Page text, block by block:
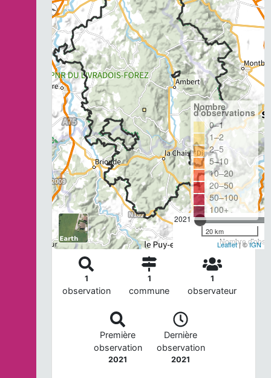
2021
Nombre
Nombre
d'observations
0–1
1–2
2–5
5–10
10–20
20–50
50–100
100+
20 km
Leaflet| ©IGN
1
observation
1
commune
1
observateur
Première
observation
2021
Dernière
observation
2021